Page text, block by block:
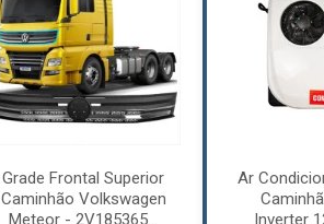
Grade Frontal Superior
Caminhão Volkswagen
Meteor - 2V185365...
Ar
Inverter